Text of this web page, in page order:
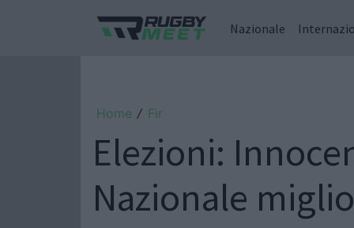
Nazionale
Home / Fir
Elezioni:
Nazionale